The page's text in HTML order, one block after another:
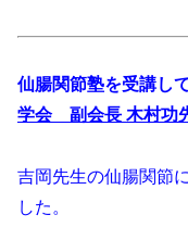
仙腸関節塾を受講し
学会 副会長 木村功
吉岡先生の仙腸関節
した。